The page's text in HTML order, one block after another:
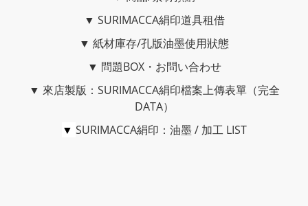
▼ SURIMACCA絹印道具租借
▼ 紙材庫存/孔版油墨使用狀態
▼ 問題BOX・お問い合わせ
▼ 來店製版：SURIMACCA絹印檔案上傳表單（完全
DATA）
▼ SURIMACCA絹印：油墨 / 加工 LIST